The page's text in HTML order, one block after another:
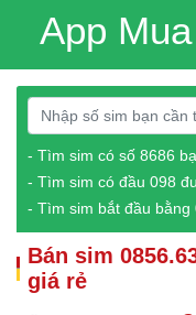
App
- Tìm sim có số 8686
- Tìm sim có đầu 098
- Tìm sim bắt đầu bằng
Bán sim
giá rẻ